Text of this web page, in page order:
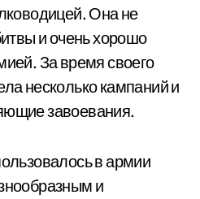
Она не
и очень хорошо
За время своего
несколько кампаний и
завоевания.
в армии
и